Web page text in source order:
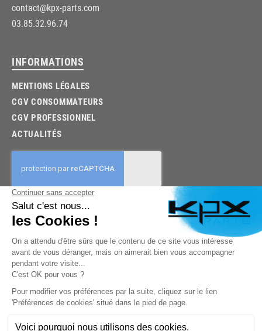
03.85.32.96.74
contact@kpx-parts.com
03.85.32.96.74
INFORMATIONS
MENTIONS LÉGALES
CGV CONSOMMATEURS
CGV PROFESSIONNEL
ACTUALITÉS